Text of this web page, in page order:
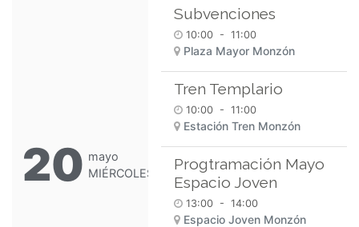
20 mayo
MIÉRCOLES
Subvenciones
10:00 - 11:00
Plaza Mayor Monzón
Tren Templario
10:00 - 11:00
Estación Tren Monzón
Progtramación Mayo
Espacio Joven
13:00 - 14:00
Espacio Joven Monzón